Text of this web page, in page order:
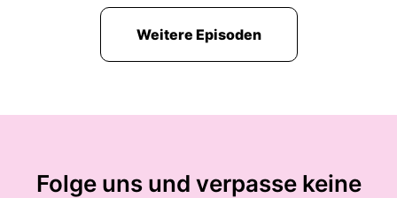
Weitere Episoden
Folge uns und verpasse keine